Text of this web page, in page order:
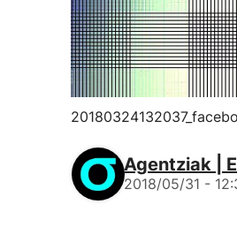
Agentziak |
2018/05/31 -